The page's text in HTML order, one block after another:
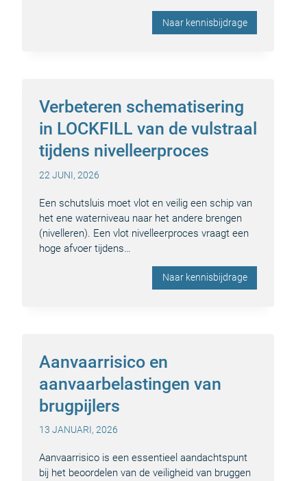
Naar kennisbijdrage
Verbeteren schematisering
in LOCKFILL van de vulstraal
tijdens nivelleerproces
22 JUNI, 2026
Een schutsluis moet vlot en veilig een schip van
het ene waterniveau naar het andere brengen
(nivelleren). Een vlot nivelleerproces vraagt een
hoge afvoer tijdens…
Naar kennisbijdrage
Aanvaarrisico en
aanvaarbelastingen van
brugpijlers
13 JANUARI, 2026
Aanvaarrisico is een essentieel aandachtspunt
bij het beoordelen van de veiligheid van bruggen